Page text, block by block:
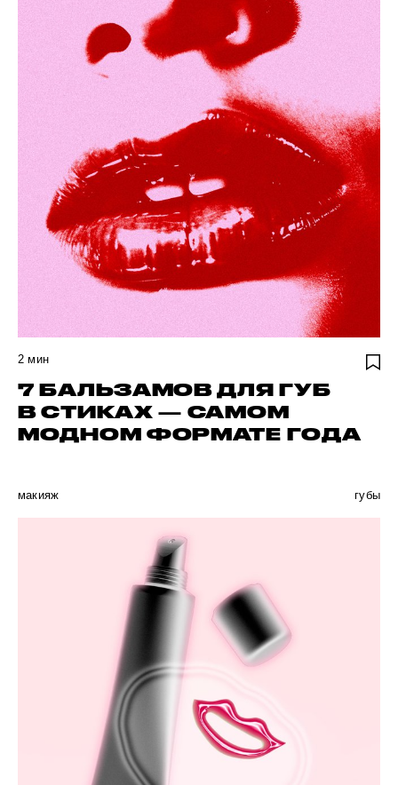
2 мин
7 БАЛЬЗАМОВ ДЛЯ ГУБ
В СТИКАХ — САМОМ
МОДНОМ ФОРМАТЕ ГОДА
макияж губы